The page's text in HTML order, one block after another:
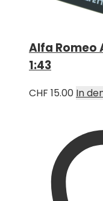
Alfa Romeo
1:43
CHF 15.00 In